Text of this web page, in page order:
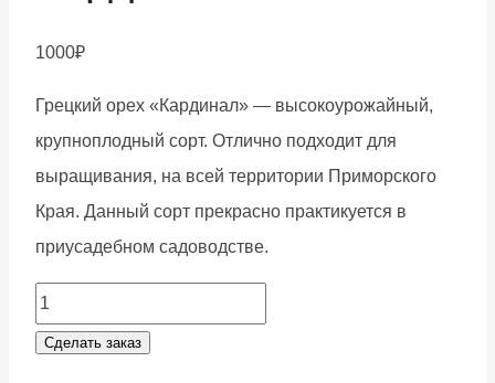
1000₽
Грецкий орех «Кардинал» — высокоурожайный,
крупноплодный сорт. Отлично подходит для
выращивания, на всей территории Приморского
Края. Данный сорт прекрасно практикуется в
приусадебном садоводстве.
Грецкий
орех
Сделать заказ